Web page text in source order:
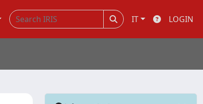
IT LOGIN